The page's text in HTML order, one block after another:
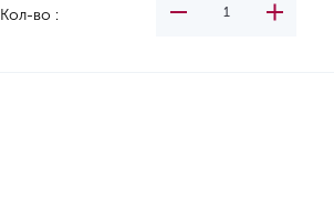
Кол-во :